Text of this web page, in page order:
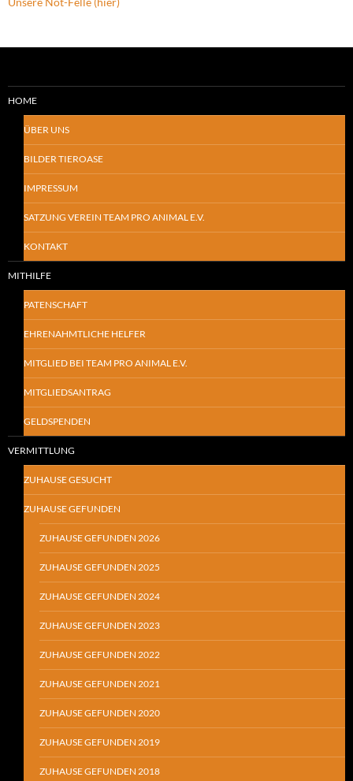
HOME
ÜBER UNS
BILDER TIEROASE
IMPRESSUM
SATZUNG VEREIN TEAM PRO ANIMAL E.V.
KONTAKT
MITHILFE
PATENSCHAFT
EHRENAHMTLICHE HELFER
MITGLIED BEI TEAM PRO ANIMAL E.V.
MITGLIEDSANTRAG
GELDSPENDEN
VERMITTLUNG
ZUHAUSE GESUCHT
ZUHAUSE GEFUNDEN
ZUHAUSE GEFUNDEN 2026
ZUHAUSE GEFUNDEN 2025
ZUHAUSE GEFUNDEN 2024
ZUHAUSE GEFUNDEN 2023
ZUHAUSE GEFUNDEN 2022
ZUHAUSE GEFUNDEN 2021
ZUHAUSE GEFUNDEN 2020
ZUHAUSE GEFUNDEN 2019
ZUHAUSE GEFUNDEN 2018